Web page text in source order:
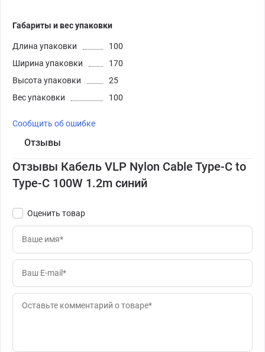
Габариты и вес упаковки
Длина упаковки
100
Ширина упаковки
170
Высота упаковки
25
Вес упаковки
100
Сообщить об ошибке
Отзывы
Отзывы Кабель VLP Nylon Cable Type-C to
Type-C 100W 1.2m синий
Оценить товар